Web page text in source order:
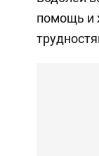
помощь и